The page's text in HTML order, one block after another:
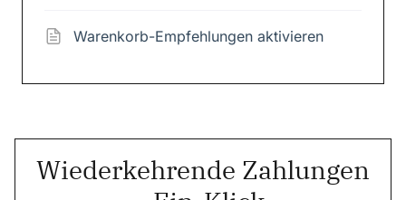
Warenkorb-Empfehlungen aktivieren
Wiederkehrende Zahlungen